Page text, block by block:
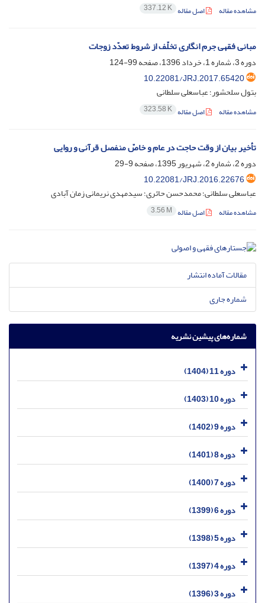
مشاهده مقاله اصل مقاله 337.12 K
مبانی فقهی جرم انگاری تخلّف از شروط تعدّد زوجات
دوره 3، شماره 1، خرداد 1396، صفحه
99-124
10.22081/JRJ.2017.65420
بتول سلحشور؛ عباسعلی سلطانی
مشاهده مقاله اصل مقاله 323.58 K
تأخیر بیان از وقت حاجت در عام و خاصّ منفصل قرآنی و روایی
دوره 2، شماره 2، شهریور 1395، صفحه
9-29
10.22081/JRJ.2016.22676
عباسعلی سلطانی؛ محمدحسن حائری؛ سیدمهدی نریمانی زمان آبادی
مشاهده مقاله اصل مقاله 3.56 M
مقالات آماده انتشار
شماره جاری
شماره‌های پیشین نشریه
دوره 11 (1404)
دوره 10 (1403)
دوره 9 (1402)
دوره 8 (1401)
دوره 7 (1400)
دوره 6 (1399)
دوره 5 (1398)
دوره 4 (1397)
دوره 3 (1396)